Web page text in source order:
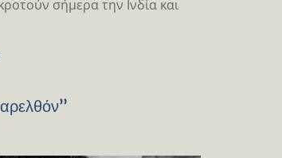
σήμερα την Ινδία και